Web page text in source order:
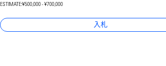
ESTIMATE:¥500,000 - ¥700,000
入札